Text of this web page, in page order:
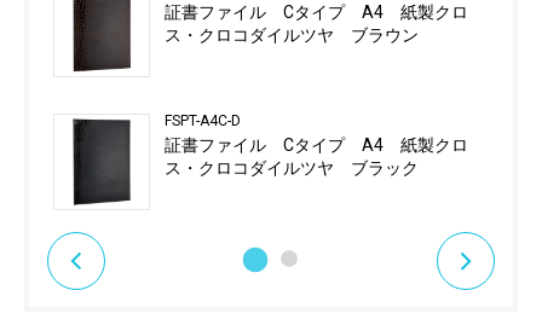
証書ファイル Cタイプ A4 紙製クロ
ス・クロコダイルツヤ ブラウン
FSPT-A4C-D
証書ファイル Cタイプ A4 紙製クロ
ス・クロコダイルツヤ ブラック